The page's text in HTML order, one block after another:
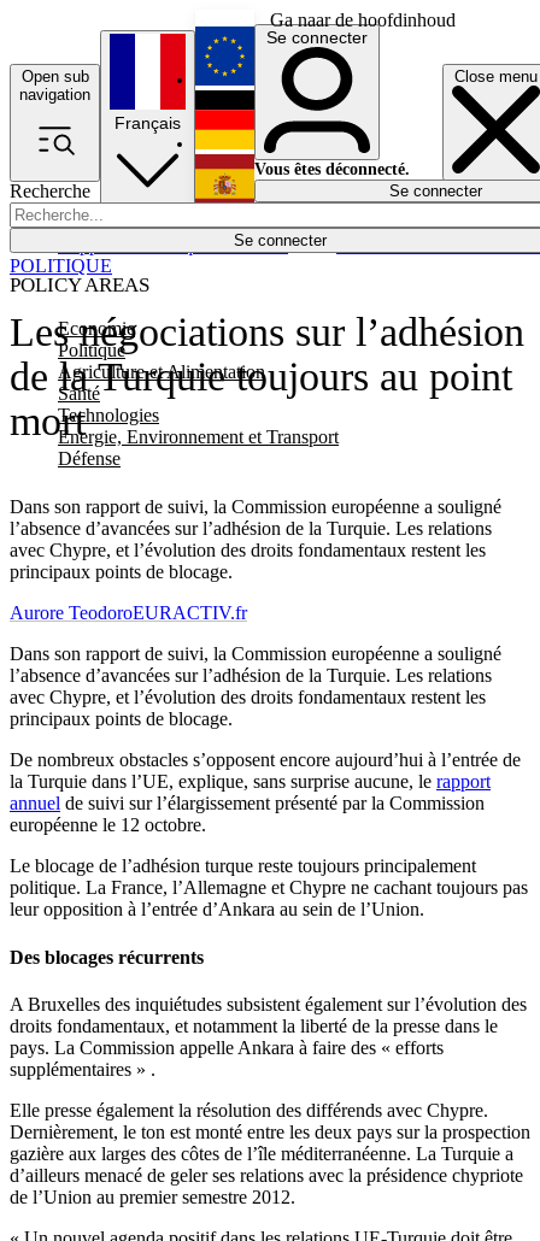
Ga naar de hoofdinhoud
Open sub
navigation
Close menu
Recherche
Se connecter
POLICY AREAS
Economie
Politique
Agriculture et Alimentation
Santé
Technologies
Energie, Environnement et Transport
Défense
Économie
Français
English
Deutsch
Español
Se connecter
Vous êtes déconnecté.
Se connecter
Les négociations sur l’adhésion
de la Turquie toujours au point
mort
Dans son rapport de suivi, la Commission européenne a souligné
l’absence d’avancées sur l’adhésion de la Turquie. Les relations
avec Chypre, et l’évolution des droits fondamentaux restent les
principaux points de blocage.
POLITIQUE
Aurore TeodoroEURACTIV.fr
Dans son rapport de suivi, la Commission européenne a souligné
l’absence d’avancées sur l’adhésion de la Turquie. Les relations
avec Chypre, et l’évolution des droits fondamentaux restent les
principaux points de blocage.
De nombreux obstacles s’opposent encore aujourd’hui à l’entrée de
la Turquie dans l’UE, explique, sans surprise aucune, le rapport
annuel de suivi sur l’élargissement présenté par la Commission
européenne le 12 octobre.
Le blocage de l’adhésion turque reste toujours principalement
politique. La France, l’Allemagne et Chypre ne cachant toujours pas
leur opposition à l’entrée d’Ankara au sein de l’Union.
Des blocages récurrents
A Bruxelles des inquiétudes subsistent également sur l’évolution des
droits fondamentaux, et notamment la liberté de la presse dans le
pays. La Commission appelle Ankara à faire des « efforts
supplémentaires » .
Elle presse également la résolution des différends avec Chypre.
Dernièrement, le ton est monté entre les deux pays sur la prospection
gazière aux larges des côtes de l’île méditerranéenne. La Turquie a
d’ailleurs menacé de geler ses relations avec la présidence chypriote
de l’Union au premier semestre 2012.